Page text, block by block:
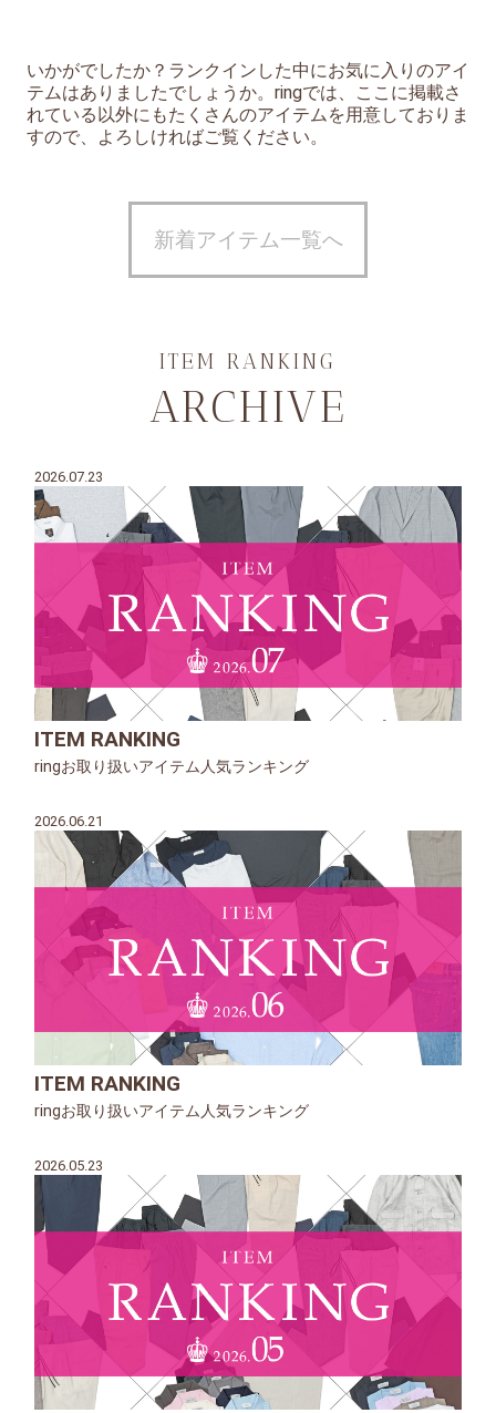
いかがでしたか？ランクインした中にお気に入りのアイ
テムはありましたでしょうか。ringでは、ここに掲載さ
れている以外にもたくさんのアイテムを用意しておりま
すので、よろしければご覧ください。
新着アイテム一覧へ
ITEM RANKING
ARCHIVE
2026.07.23
ITEM RANKING
ringお取り扱いアイテム人気ランキング
2026.06.21
ITEM RANKING
ringお取り扱いアイテム人気ランキング
2026.05.23